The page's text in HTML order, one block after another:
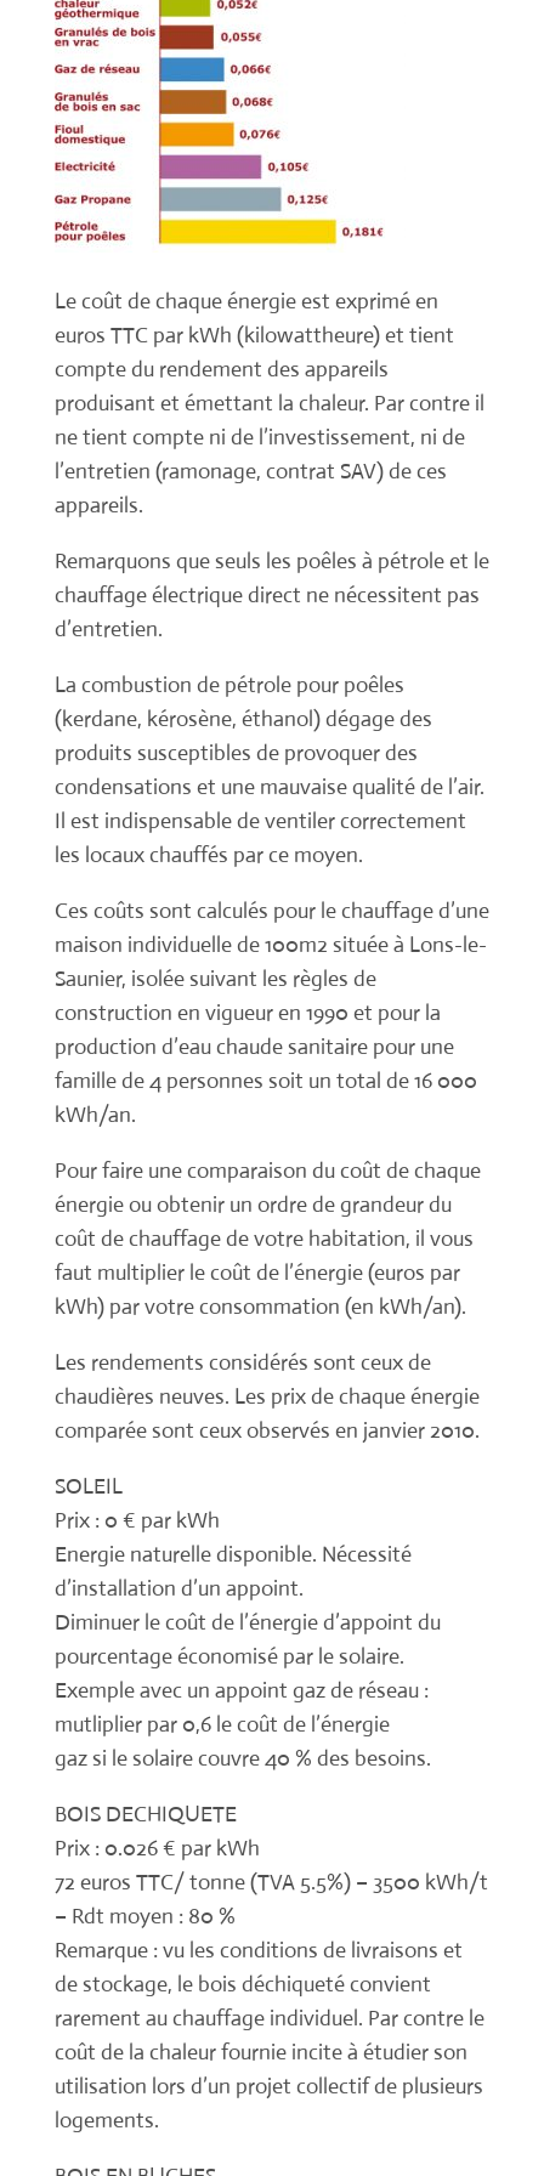
Le coût de chaque énergie est exprimé en
euros TTC par kWh (kilowattheure) et tient
compte du rendement des appareils
produisant et émettant la chaleur. Par contre il
ne tient compte ni de l’investissement, ni de
l’entretien (ramonage, contrat SAV) de ces
appareils.
Remarquons que seuls les poêles à pétrole et le
chauffage électrique direct ne nécessitent pas
d’entretien.
La combustion de pétrole pour poêles
(kerdane, kérosène, éthanol) dégage des
produits susceptibles de provoquer des
condensations et une mauvaise qualité de l’air.
Il est indispensable de ventiler correctement
les locaux chauffés par ce moyen.
Ces coûts sont calculés pour le chauffage d’une
maison individuelle de 100m2 située à Lons-le-
Saunier, isolée suivant les règles de
construction en vigueur en 1990 et pour la
production d’eau chaude sanitaire pour une
famille de 4 personnes soit un total de 16 000
kWh/an.
Pour faire une comparaison du coût de chaque
énergie ou obtenir un ordre de grandeur du
coût de chauffage de votre habitation, il vous
faut multiplier le coût de l’énergie (euros par
kWh) par votre consommation (en kWh/an).
Les rendements considérés sont ceux de
chaudières neuves. Les prix de chaque énergie
comparée sont ceux observés en janvier 2010.
SOLEIL
Prix : 0 € par kWh
Energie naturelle disponible. Nécessité
d’installation d’un appoint.
Diminuer le coût de l’énergie d’appoint du
pourcentage économisé par le solaire.
Exemple avec un appoint gaz de réseau :
mutliplier par 0,6 le coût de l’énergie
gaz si le solaire couvre 40 % des besoins.
BOIS DECHIQUETE
Prix : 0.026 € par kWh
72 euros TTC/ tonne (TVA 5.5%) – 3500 kWh/t
– Rdt moyen : 80 %
Remarque : vu les conditions de livraisons et
de stockage, le bois déchiqueté convient
rarement au chauffage individuel. Par contre le
coût de la chaleur fournie incite à étudier son
utilisation lors d’un projet collectif de plusieurs
logements.